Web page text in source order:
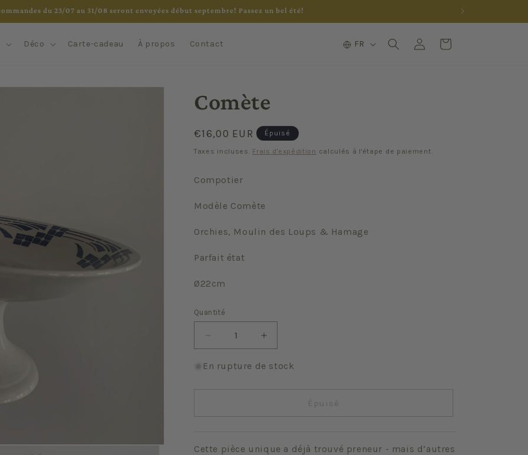
du 23/07 au 31/08 seront envoyées début septembre! Passez un bel été!
Déco Carte-cadeau À propos Contact
L
FR ConnexionPanier
Comète
Prix
habituel
€16,00 EUR Épuisé
Taxes incluses. Frais d'expédition calculés à l'étape de paiement.
Compotier
Modèle Comète
Orchies, Moulin des Loups & Hamage
Parfait état
Ø22cm
Quantité
Quantité
Réduire
la
quantité
Comète
Augmenter
la
quantité
Comète
En rupture de stock
Épuisé
Cette pièce unique a déjà trouvé preneur - mais d’autres